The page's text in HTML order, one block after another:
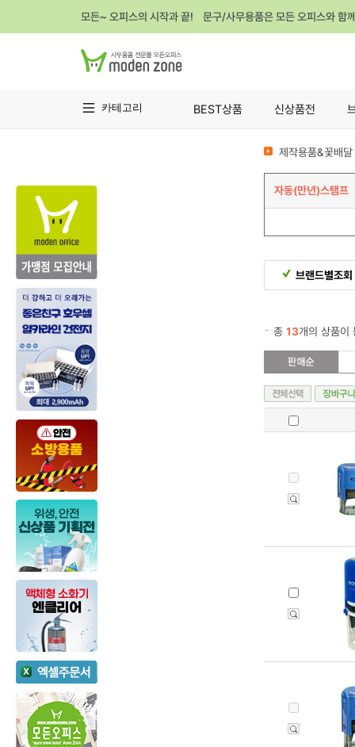
모든~ 오피스의 시작과 끝! 문구/사무용품은 모든 오피스와 함
카테고리 BEST상품 신상품전
제작용품&꽃배
자동(만년)스탬프
브랜드별조회
총 13개의 상품이